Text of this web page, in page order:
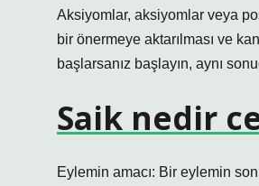
Aksiyomlar, aksiyomlar veya
bir önermeye aktarılması ve
başlarsanız başlayın, aynı
Saik nedir
Eylemin amacı: Bir eylemin